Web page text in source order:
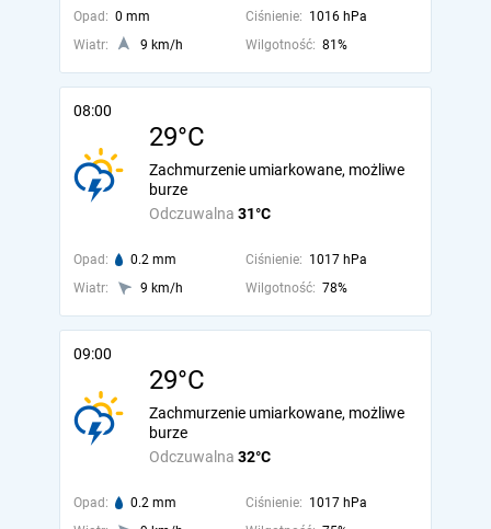
Opad: 0 mm Ciśnienie: 1016 hPa
Wiatr:
9 km/h Wilgotność: 81%
08:00
29°C
Odczuwalna 31°C
Zachmurzenie umiarkowane, możliwe
burze
Opad: 0.2 mm Ciśnienie: 1017 hPa
Wiatr:
9 km/h Wilgotność: 78%
09:00
29°C
Odczuwalna 32°C
Zachmurzenie umiarkowane, możliwe
burze
Opad: 0.2 mm Ciśnienie: 1017 hPa